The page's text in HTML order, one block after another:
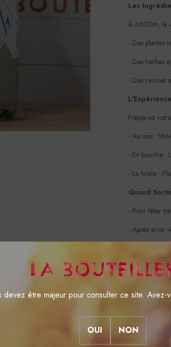
devez être majeur pour consulter ce site. Avez-
OUI NON
Les
À 3600m, la
- Des plantes
- Des herbes
- Des racines
Préparez
- Au nez :
- En bouche :
- La finale :
Quand
- Pour fêter
- Après avoir
- Quand tes
- Pour
- Cueillette
- Packaging